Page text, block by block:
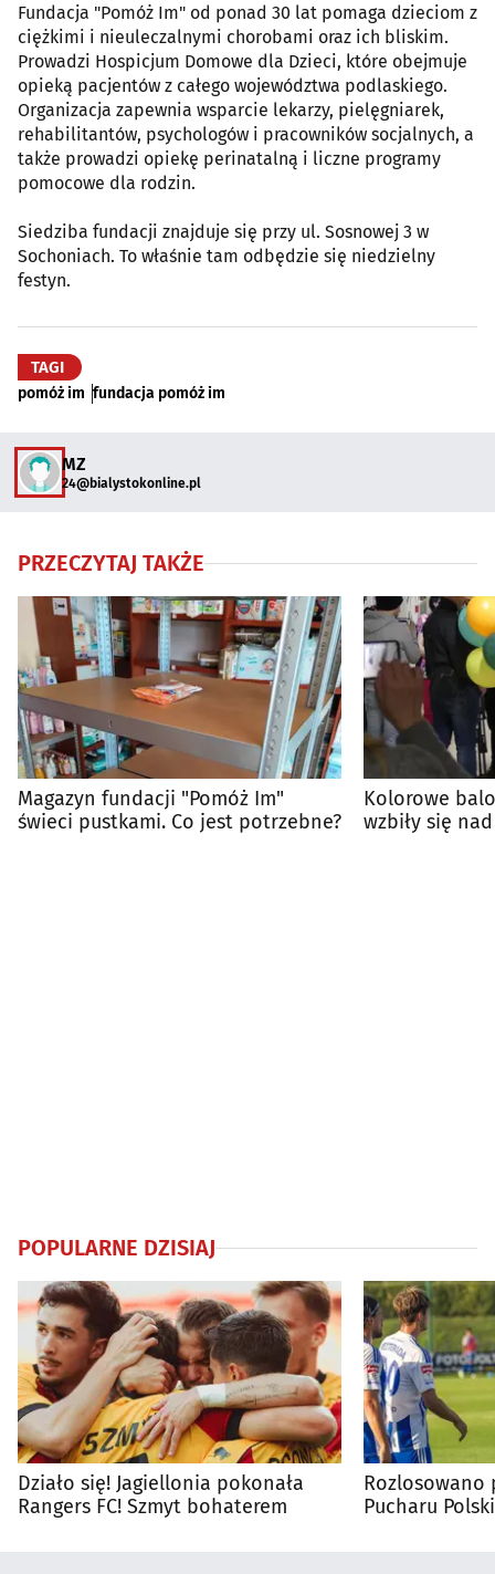
Fundacja "Pomóż Im" od ponad 30 lat pomaga dzieciom z
ciężkimi i nieuleczalnymi chorobami oraz ich bliskim.
Prowadzi Hospicjum Domowe dla Dzieci, które obejmuje
opieką pacjentów z całego województwa podlaskiego.
Organizacja zapewnia wsparcie lekarzy, pielęgniarek,
rehabilitantów, psychologów i pracowników socjalnych, a
także prowadzi opiekę perinatalną i liczne programy
pomocowe dla rodzin.
Siedziba fundacji znajduje się przy ul. Sosnowej 3 w
Sochoniach. To właśnie tam odbędzie się niedzielny
festyn.
TAGI
pomóż im fundacja pomóż im
MZ
24@bialystokonline.pl
PRZECZYTAJ TAKŻE
Magazyn fundacji "Pomóż Im"
świeci pustkami. Co jest potrzebne?
Kolorowe
wzbiły się
POPULARNE DZISIAJ
Działo się! Jagiellonia pokonała
Rangers FC! Szmyt bohaterem
Rozlosowano
Pucharu Polski